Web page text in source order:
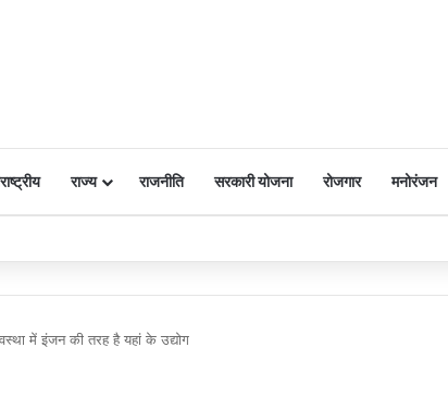
राज्य राजनीति सरकारी योजना रोजगार मनोरंजन
की जयंती पर किया नमन
में इंजन की तरह है यहां के उद्योग